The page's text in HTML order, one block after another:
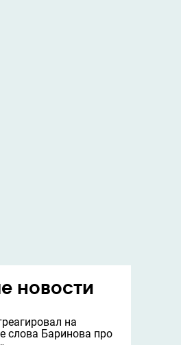
новости
на
слова Баринова про